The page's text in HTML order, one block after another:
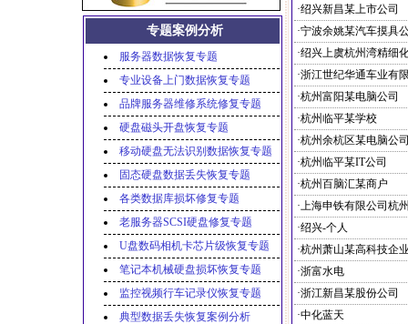
专题案例分析
服务器数据恢复专题
专业设备上门数据恢复专题
品牌服务器维修系统修复专题
硬盘磁头开盘恢复专题
移动硬盘无法识别数据恢复专题
固态硬盘数据丢失恢复专题
各类数据库损坏修复专题
老服务器SCSI硬盘修复专题
U盘数码相机卡芯片级恢复专题
笔记本机械硬盘损坏恢复专题
监控视频行车记录仪恢复专题
典型数据丢失恢复案例分析
·绍兴新昌某上市公司
·宁波余姚某汽车摸具
·杭州富阳某电脑公司
·杭州临平某学校
·杭州余杭区某电脑公
·杭州临平某IT公司
·杭州百脑汇某商户
·绍兴-个人
·杭州萧山某高科技企
·浙富水电
·浙江新昌某股份公司
·中化蓝天